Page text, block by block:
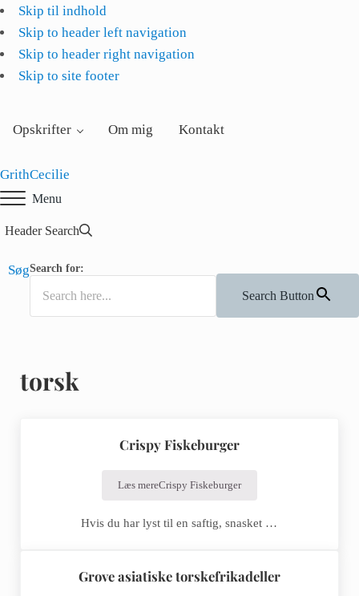
Skip til indhold
Skip to header left navigation
Skip to header right navigation
Skip to site footer
Opskrifter Om mig Kontakt
GrithCecilie
Menu
Header Search
SøgSearch for:
Search Button
torsk
Crispy Fiskeburger
Læs mereCrispy Fiskeburger
Hvis du har lyst til en saftig, snasket …
Grove asiatiske torskefrikadeller